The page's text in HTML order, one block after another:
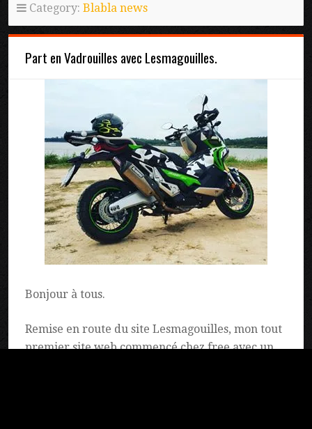
Category: Blabla news
Part en Vadrouilles avec Lesmagouilles.
Bonjour à tous.
Remise en route du site Lesmagouilles, mon tout
premier site web commencé chez free avec un